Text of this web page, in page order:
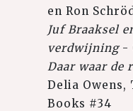
en Ron
Juf Braaksel
verdwijning -
Daar waar
Delia Owens,
Books #34